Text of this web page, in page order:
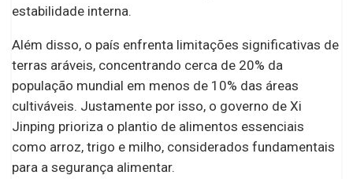
estabilidade interna.
Além disso, o país enfrenta limitações significativas de
terras aráveis, concentrando cerca de 20% da
população mundial em menos de 10% das áreas
cultiváveis. Justamente por isso, o governo de Xi
Jinping prioriza o plantio de alimentos essenciais
como arroz, trigo e milho, considerados fundamentais
para a segurança alimentar.